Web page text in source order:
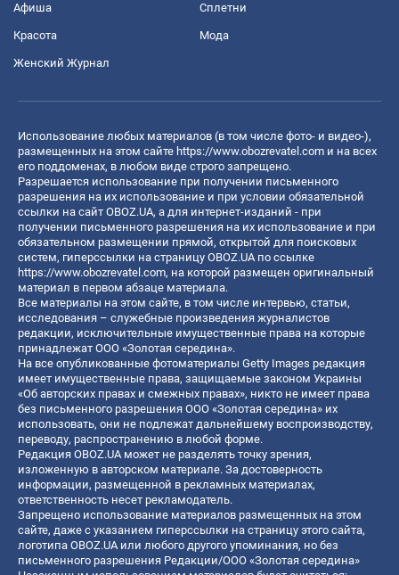
Афиша Сплетни
Красота Мода
Женский Журнал
Использование любых материалов (в том числе фото- и видео-),
размещенных на этом сайте https://www.obozrevatel.com и на всех
его поддоменах, в любом виде строго запрещено.
Разрешается использование при получении письменного
разрешения на их использование и при условии обязательной
ссылки на сайт OBOZ.UA, а для интернет-изданий - при
получении письменного разрешения на их использование и при
обязательном размещении прямой, открытой для поисковых
систем, гиперссылки на страницу OBOZ.UA по ссылке
https://www.obozrevatel.com, на которой размещен оригинальный
материал в первом абзаце материала.
Все материалы на этом сайте, в том числе интервью, статьи,
исследования – служебные произведения журналистов
редакции, исключительные имущественные права на которые
принадлежат ООО «Золотая середина».
На все опубликованные фотоматериалы Getty Images редакция
имеет имущественные права, защищаемые законом Украины
«Об авторских правах и смежных правах», никто не имеет права
без письменного разрешения ООО «Золотая середина» их
использовать, они не подлежат дальнейшему воспроизводству,
переводу, распространению в любой форме.
Редакция OBOZ.UA может не разделять точку зрения,
изложенную в авторском материале. За достоверность
информации, размещенной в рекламных материалах,
ответственность несет рекламодатель.
Запрещено использование материалов размещенных на этом
сайте, даже с указанием гиперссылки на страницу этого сайта,
логотипа OBOZ.UA или любого другого упоминания, но без
письменного разрешения Редакции/ООО «Золотая середина»